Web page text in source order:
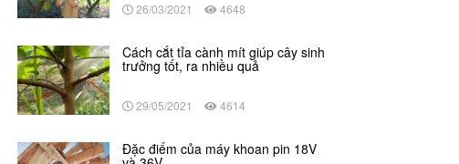
26/03/2021 4648
Cách cắt tỉa cành mít giúp cây sinh
trưởng tốt, ra nhiều quả
29/05/2021 4614
Đặc điểm của máy khoan pin 18V